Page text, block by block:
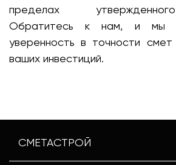
пределах
Обратитесь к нам, и мы
уверенность в точности
ваших инвестиций.
СМЕТАСТРОЙ